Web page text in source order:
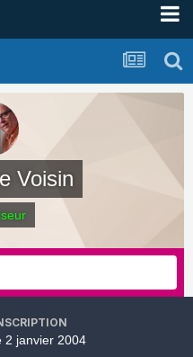
Voisin
2 janvier 2004